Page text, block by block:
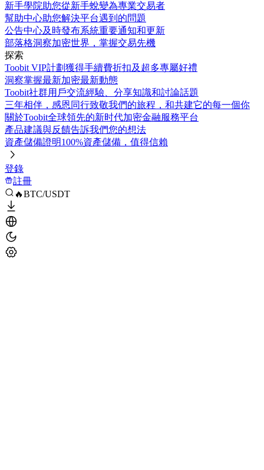
新手學院助您從新手蛻變為專業交易者
幫助中心助您解決平台遇到的問題
公告中心及時發布系統重要通知和更新
部落格洞察加密世界，掌握交易先機
探索
Toobit VIP計劃獲得手續費折扣及超多專屬好禮
洞察掌握最新加密最新動態
Toobit社群用戶交流經驗、分享知識和討論話題
三年相伴，感恩同行致敬我們的旅程，和共建它的每一個你
關於Toobit全球領先的新时代加密金融服務平台
產品建議與反饋告訴我們您的想法
資產儲備證明100%資產儲備，值得信賴
登錄
註冊
🔥BTC/USDT